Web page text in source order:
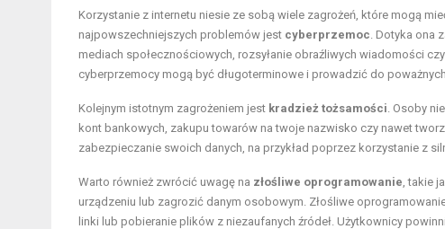
Korzystanie z internetu niesie ze sobą wiele zagrożeń, które mogą
najpowszechniejszych problemów jest cyberprzemoc. Dotyka ona
mediach społecznościowych, rozsyłanie obraźliwych wiadomości
cyberprzemocy mogą być długoterminowe i prowadzić do
Kolejnym istotnym zagrożeniem jest kradzież tożsamości. Osoby
kont bankowych, zakupu towarów na twoje nazwisko czy nawet
zabezpieczanie swoich danych, na przykład poprzez korzystanie z
Warto również zwrócić uwagę na złośliwe oprogramowanie, takie
urządzeniu lub zagrozić danym osobowym. Złośliwe
linki lub pobieranie plików z niezaufanych źródeł. Użytkownicy